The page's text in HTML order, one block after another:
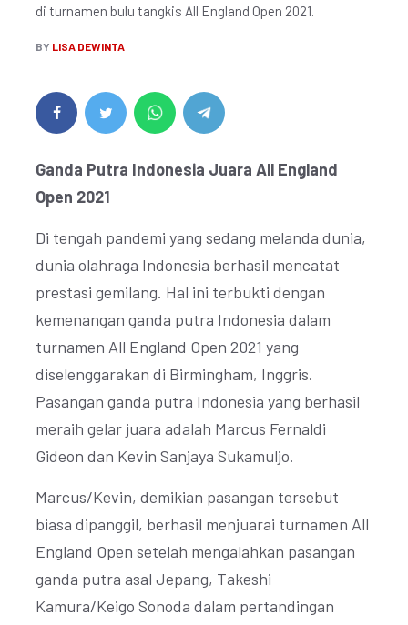
di turnamen bulu tangkis All England Open 2021.
BY LISA DEWINTA
Ganda Putra Indonesia Juara All England
Open 2021
Di tengah pandemi yang sedang melanda dunia,
dunia olahraga Indonesia berhasil mencatat
prestasi gemilang. Hal ini terbukti dengan
kemenangan ganda putra Indonesia dalam
turnamen All England Open 2021 yang
diselenggarakan di Birmingham, Inggris.
Pasangan ganda putra Indonesia yang berhasil
meraih gelar juara adalah Marcus Fernaldi
Gideon dan Kevin Sanjaya Sukamuljo.
Marcus/Kevin, demikian pasangan tersebut
biasa dipanggil, berhasil menjuarai turnamen All
England Open setelah mengalahkan pasangan
ganda putra asal Jepang, Takeshi
Kamura/Keigo Sonoda dalam pertandingan